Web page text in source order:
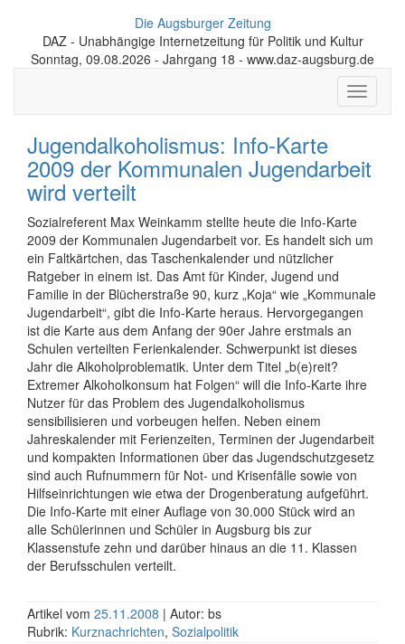
Die Augsburger Zeitung
DAZ - Unabhängige Internetzeitung für Politik und Kultur
Sonntag, 09.08.2026 - Jahrgang 18 - www.daz-augsburg.de
Toggle
Jugendalkoholismus: Info-Karte
2009 der Kommunalen Jugendarbeit
wird verteilt
Sozialreferent Max Weinkamm stellte heute die Info-Karte
2009 der Kommunalen Jugendarbeit vor. Es handelt sich um
ein Faltkärtchen, das Taschenkalender und nützlicher
Ratgeber in einem ist. Das Amt für Kinder, Jugend und
Familie in der Blücherstraße 90, kurz „Koja“ wie „Kommunale
Jugendarbeit“, gibt die Info-Karte heraus. Hervorgegangen
ist die Karte aus dem Anfang der 90er Jahre erstmals an
Schulen verteilten Ferienkalender. Schwerpunkt ist dieses
Jahr die Alkoholproblematik. Unter dem Titel „b(e)reit?
Extremer Alkoholkonsum hat Folgen“ will die Info-Karte ihre
Nutzer für das Problem des Jugendalkoholismus
sensibilisieren und vorbeugen helfen. Neben einem
Jahreskalender mit Ferienzeiten, Terminen der Jugendarbeit
und kompakten Informationen über das Jugendschutzgesetz
sind auch Rufnummern für Not- und Krisenfälle sowie von
Hilfseinrichtungen wie etwa der Drogenberatung aufgeführt.
Die Info-Karte mit einer Auflage von 30.000 Stück wird an
alle Schülerinnen und Schüler in Augsburg bis zur
Klassenstufe zehn und darüber hinaus an die 11. Klassen
der Berufsschulen verteilt.
Artikel vom 25.11.2008 | Autor: bs
Rubrik: Kurznachrichten, Sozialpolitik